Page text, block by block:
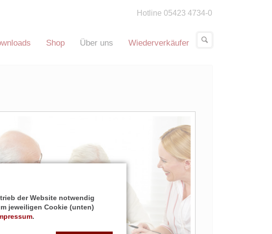
Shop Über uns Wiederverkäufer
Hotline 05423 4734-0
der Website notwendig
jeweiligen Cookie (unten)
.